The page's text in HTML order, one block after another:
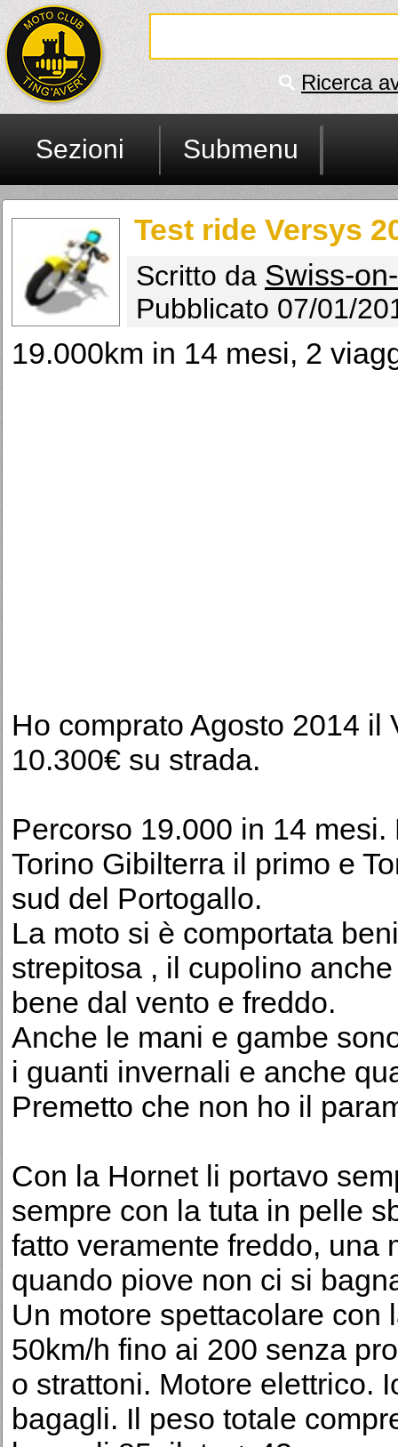
Ricerca
Sezioni Submenu
Test ride Versys
Scritto da Swiss-
Pubblicato 07/01/
19.000km in 14 mesi, 2
Ho comprato Agosto 2014 il
10.300€ su strada.
Percorso 19.000 in 14
Torino Gibilterra il primo e
sud del Portogallo.
La moto si è comportata
strepitosa , il cupolino
bene dal vento e freddo.
Anche le mani e gambe
i guanti invernali e anche
Premetto che non ho il
Con la Hornet li portavo
sempre con la tuta in pelle
fatto veramente freddo, una
quando piove non ci si
Un motore spettacolare con
50km/h fino ai 200 senza
o strattoni. Motore elettrico.
bagagli. Il peso totale